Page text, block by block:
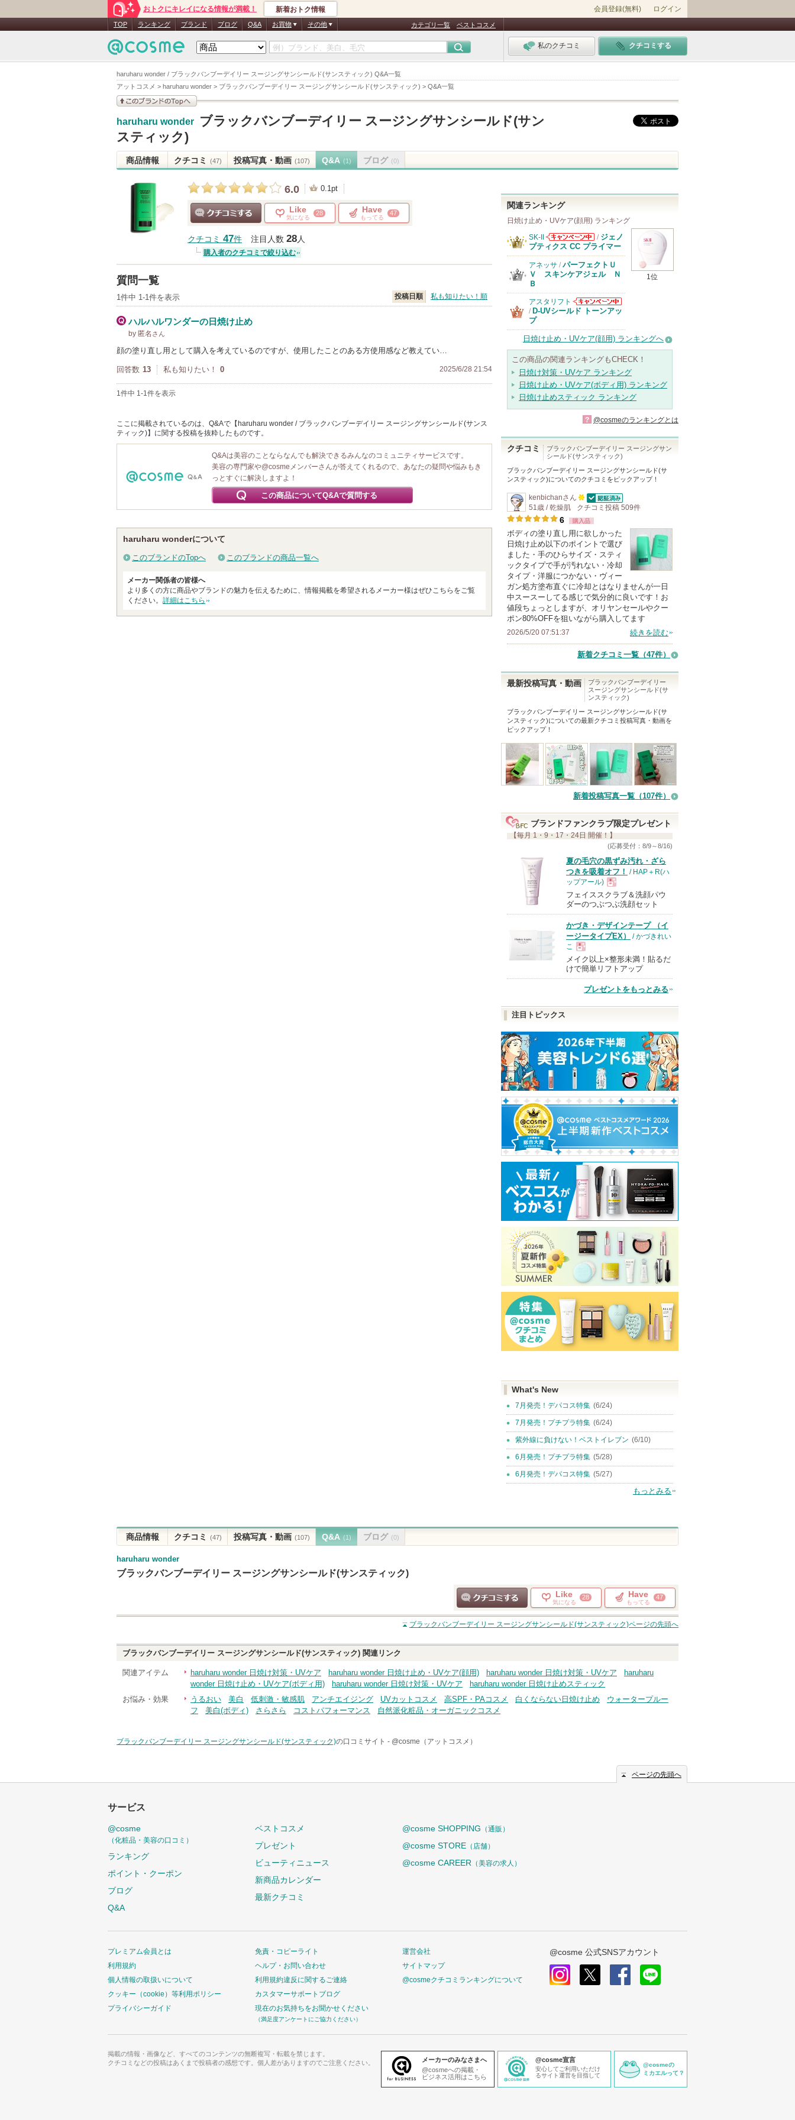
haruharu wonder / ブラックバンブーデイリー スージングサンシールド(サンスティック) Q&A一覧
アットコスメ > haruharu wonder > ブラックバンブーデイリー スージングサンシールド(サンスティック) > Q&A一覧
おトクにキレイになる情報が満載！ 新着おトク情報 会員登録(無料) ログイン
TOP ランキング ブランド ブログ Q&A お買物 その他 カテゴリ一覧 ベストコスメ
私のクチコミ クチコミする
haruharu wonder
ブラックバンブーデイリー スージングサンシールド(サン
スティック)
商品情報 クチコミ (47) 投稿写真・動画 (107) Q&A (1) ブログ (0)
6.0 0.1pt
Like
気になる
28 Have
もってる
47
クチコミ 47件 注目人数 28人
購入者のクチコミで絞り込む
質問一覧
1件中 1-1件を表示 投稿日順 私も知りたい！順
ハルハルワンダーの日焼け止め
by 匿名 さん
顔の塗り直し用として購入を考えているのですが、使用したことのある方使用感など教えてい…
回答数 13 私も知りたい！ 0 2025/6/28 21:54
1件中 1-1件を表示
ここに掲載されているのは、Q&Aで【haruharu wonder / ブラックバンブーデイリー スージングサンシールド(サンス
ティック)】に関する投稿を抜粋したものです。
Q&Aは美容のことならなんでも解決できるみんなのコミュニティサービスです。
美容の専門家や@cosmeメンバーさんが答えてくれるので、あなたの疑問や悩みもき
っとすぐに解決しますよ！
この商品についてQ&Aで質問する
haruharu wonderについて
このブランドのTopへ このブランドの商品一覧へ
メーカー関係者の皆様へ
より多くの方に商品やブランドの魅力を伝えるために、情報掲載を希望されるメーカー様はぜひこちらをご覧
ください。 詳細はこちら
関連ランキング
日焼け止め・UVケア(顔用) ランキング
1位
SK-II
SK-IIからのお
知らせがありま
す
/ ジェノ
プティクス CC プライマー
アネッサ / パーフェクトＵ
Ｖ スキンケアジェル Ｎ
Ｂ
アスタリフト
アスタリフトか
/ D-UVシールド トーンアッ
プ
日焼け止め・UVケア(顔用) ランキングへ
この商品の関連ランキングもCHECK！
日焼け対策・UVケア ランキング
日焼け止め・UVケア(ボディ用) ランキング
日焼け止めスティック ランキング
? @cosmeのランキングとは
クチコミ
ブラックバンブーデイリー スージングサン
シールド(サンスティック)
ブラックバンブーデイリー スージングサンシールド(サ
ンスティック)についてのクチコミをピックアップ！
kenbichanさん
100
人
以
上
の
メ
ン
バ
ー
お
に
入
登
さ
れ
て
い
す
認証済
51歳 / 乾燥肌 クチコミ投稿 509件
6 購入品
ボディの塗り直し用に欲しかった
日焼け止め以下のポイントで選び
ました・手のひらサイズ・スティ
ックタイプで手が汚れない・冷却
タイプ・洋服につかない・ヴィー
ガン処方塗布直ぐに冷却とはなりませんが一日
中スースーしてる感じで気分的に良いです！お
値段ちょっとしますが、オリヤンセールやクー
ポン80%OFFを狙いながら購入してます
2026/5/20 07:51:37 続きを読む
新着クチコミ一覧 （47件）
最新投稿写真・動画
ブラックバンブーデイリー
スージングサンシールド(サ
ンスティック)
ブラックバンブーデイリー スージングサンシールド(サ
ンスティック)についての最新クチコミ投稿写真・動画を
ピックアップ！
新着投稿写真一覧（107件）
ブランドファンクラブ限定プレゼント
【毎月 1・9・17・24日 開催！】
(応募受付：8/9～8/16)
夏の毛穴の黒ずみ汚れ・ざら
つきを吸着オフ！ / HAP＋R(ハ
ップアール)
現
品
フェイススクラブ＆洗顔パウ
ダーのつぶつぶ洗顔セット
かづき・デザインテープ （イ
ージータイプEX）
/ かづきれい
こ
現
メイク以上×整形未満！貼るだ
けで簡単リフトアップ
プレゼントをもっとみる
注目トピックス
What's New
7月発売！デパコス特集 (6/24)
7月発売！プチプラ特集 (6/24)
紫外線に負けない！ベストイレブン (6/10)
6月発売！プチプラ特集 (5/28)
6月発売！デパコス特集 (5/27)
もっとみる
商品情報 クチコミ (47) 投稿写真・動画 (107) Q&A (1) ブログ (0)
haruharu wonder
ブラックバンブーデイリー スージングサンシールド(サンスティック)
クチコミする
Like
気になる
28 Have
もってる
47
ブラックバンブーデイリー スージングサンシールド(サンスティック)ページの先頭へ
ブラックバンブーデイリー スージングサンシールド(サンスティック) 関連リンク
関連アイテム haruharu wonder 日焼け対策・UVケア haruharu wonder 日焼け止め・UVケア(顔用) haruharu wonder 日焼け対策・UVケア
haruharu
wonder 日焼け止め・UVケア(ボディ用)
haruharu wonder 日焼け対策・UVケア
haruharu wonder 日焼け止めスティック
お悩み・効果
うるおい 美白 低刺激・敏感肌 アンチエイジング UVカットコスメ 高SPF・PAコスメ 白くならない日焼け止め
ウォータープルー
フ
美白(ボディ) さらさら コストパフォーマンス 自然派化粧品・オーガニックコスメ
ブラックバンブーデイリー スージングサンシールド(サンスティック)の口コミサイト - @cosme（アットコスメ）
ページの先頭へ
サービス
@cosme
（化粧品・美容の口コミ）
ランキング
ポイント・クーポン
ブログ
Q&A
ベストコスメ
プレゼント
ビューティニュース
新商品カレンダー
最新クチコミ
@cosme SHOPPING （通販）
@cosme STORE （店舗）
@cosme CAREER （美容の求人）
プレミアム会員とは
利用規約
個人情報の取扱いについて
クッキー（cookie）等利用ポリシー
プライバシーガイド
免責・コピーライト
ヘルプ・お問い合わせ
利用規約違反に関するご連絡
カスタマーサポートブログ
現在のお気持ちをお聞かせください
（満足度アンケートにご協力ください）
運営会社
サイトマップ
@cosmeクチコミランキングについて
@cosme 公式SNSアカウント
掲載の情報・画像など、すべてのコンテンツの無断複写・転載を禁じます。
クチコミなどの投稿はあくまで投稿者の感想です。個人差がありますのでご注意ください。
メーカーのみなさまへ
@cosmeへの掲載・
ビジネス活用はこちら
@cosme宣言
安心してご利用いただけ
るサイト運営を目指して
@cosmeの
ミカエルって？